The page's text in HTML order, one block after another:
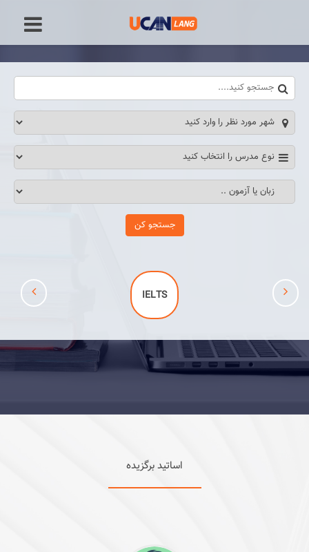
IELTS
اساتید برگزیده